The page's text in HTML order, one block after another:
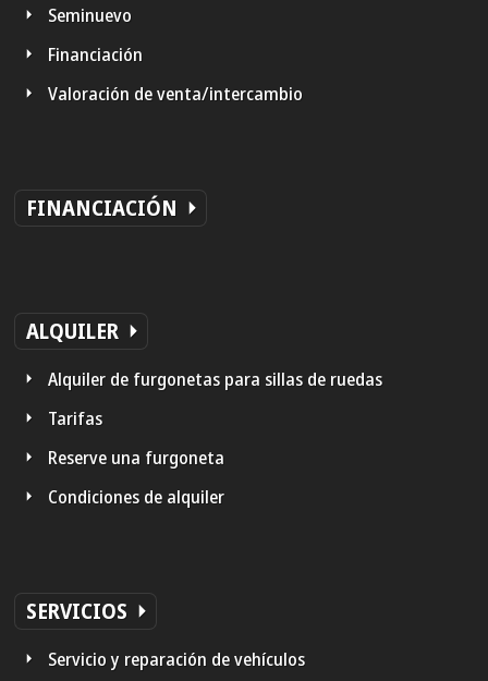
Seminuevo
Financiación
Valoración de venta/intercambio
FINANCIACIÓN
ALQUILER
Alquiler de furgonetas para sillas de ruedas
Tarifas
Reserve una furgoneta
Condiciones de alquiler
SERVICIOS
Servicio y reparación de vehículos